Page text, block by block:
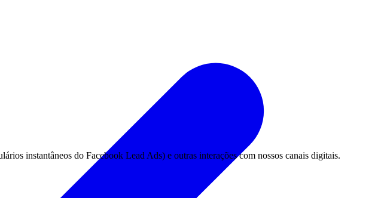
instantâneos do Facebook Lead Ads) e outras interações com nossos canais digitais.